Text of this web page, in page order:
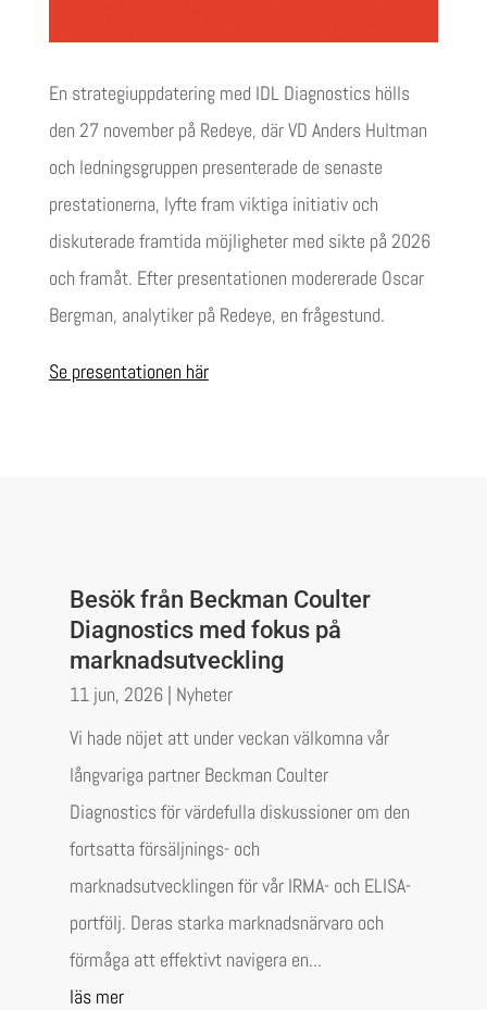
En strategiuppdatering med IDL Diagnostics hölls
den 27 november på Redeye, där VD Anders Hultman
och ledningsgruppen presenterade de senaste
prestationerna, lyfte fram viktiga initiativ och
diskuterade framtida möjligheter med sikte på 2026
och framåt. Efter presentationen modererade Oscar
Bergman, analytiker på Redeye, en frågestund.
Se presentationen här
Besök från Beckman Coulter
Diagnostics med fokus på
marknadsutveckling
11 jun, 2026| Nyheter
Vi hade nöjet att under veckan välkomna vår
långvariga partner Beckman Coulter
Diagnostics för värdefulla diskussioner om den
fortsatta försäljnings- och
marknadsutvecklingen för vår IRMA- och ELISA-
portfölj. Deras starka marknadsnärvaro och
förmåga att effektivt navigera en...
läs mer